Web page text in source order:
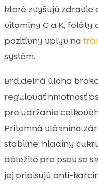
ktoré zvyšujú zdravie
vitamíny C a K, foláty
pozitívny vplyv na
systém.
Brdidelná úloha
regulovať hmotnosť
pre udržanie
Prítomná vláknina
stabilnej hladiny
dôležité pre psov so
jej pripisujú anti-